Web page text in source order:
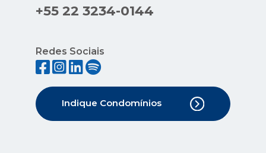
+55 22 3234-0144
Redes Sociais
Indique Condomínios